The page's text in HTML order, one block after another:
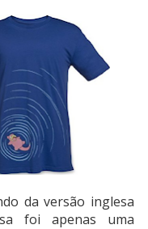
da versão inglesa
foi apenas uma